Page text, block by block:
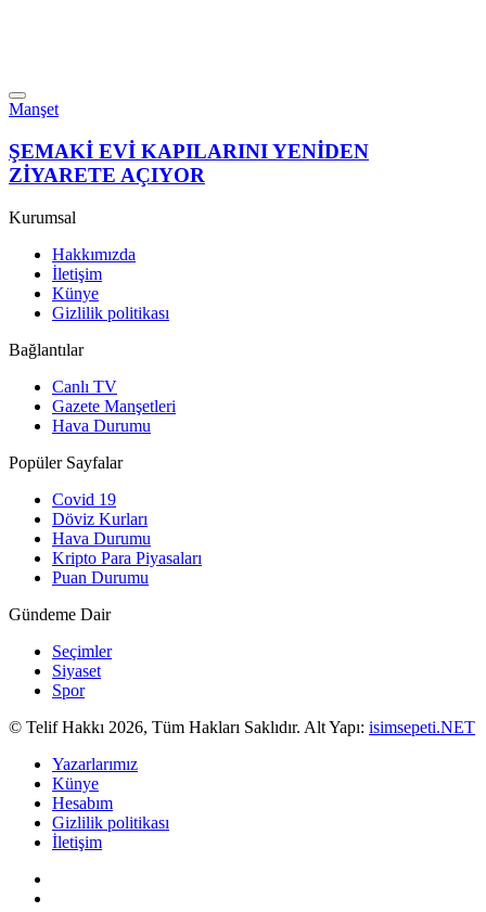
Manşet
ŞEMAKİ EVİ KAPILARINI YENİDEN
ZİYARETE AÇIYOR
Kurumsal
Hakkımızda
İletişim
Künye
Gizlilik politikası
Bağlantılar
Canlı TV
Gazete Manşetleri
Hava Durumu
Popüler Sayfalar
Covid 19
Döviz Kurları
Hava Durumu
Kripto Para Piyasaları
Puan Durumu
Gündeme Dair
Seçimler
Siyaset
Spor
© Telif Hakkı 2026, Tüm Hakları Saklıdır. Alt Yapı: isimsepeti.NET
Yazarlarımız
Künye
Hesabım
Gizlilik politikası
İletişim